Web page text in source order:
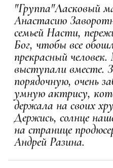
"Группа"Ласковый
Анастасию
семьей Насти,
Бог, чтобы все
прекрасный
выступали вместе.
порядочную, очень
умную актрису,
держала на своих
Держись, солнце
на странице
Андрей Разина.